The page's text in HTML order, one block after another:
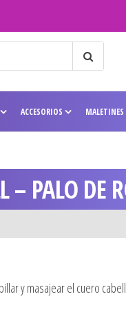
ACCESORIOS MALETINES
– PALO DE
y masajear el cuero